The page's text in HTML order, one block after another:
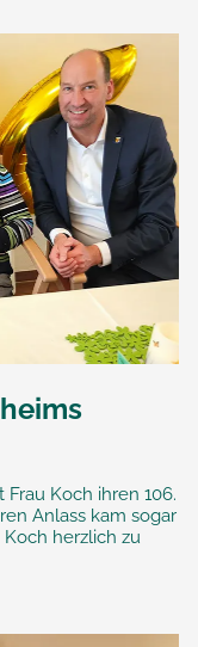
Koch ihren 106.
Anlass kam sogar
herzlich zu